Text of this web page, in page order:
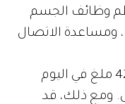
وظائف الجسم
ومساعدة الاتصال
- الكمية الكافية من الكولين هي 425 ملغ في اليوم
للرجال. ومع ذلك، قد